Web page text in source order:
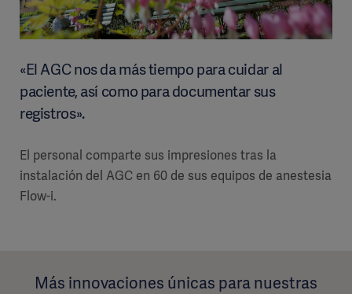
«El AGC nos da más tiempo para cuidar al
paciente, así como para documentar sus
registros».
El personal comparte sus impresiones tras la
instalación del AGC en 60 de sus equipos de anestesia
Flow-i.
Más innovaciones únicas para nuestras